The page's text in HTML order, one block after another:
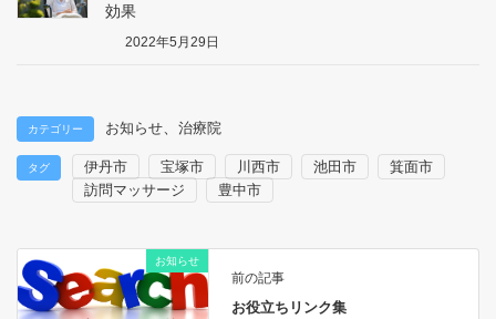
効果
2022年5月29日
カテゴリー お知らせ、 治療院
タグ 伊丹市 宝塚市 川西市 池田市
箕面市
訪問マッサージ
豊中市
お知らせ
前の記事
お役立ちリンク集